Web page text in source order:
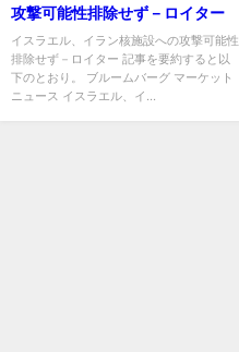
攻撃可能性排除せず－ロイター
イスラエル、イラン核施設への攻撃可能性
排除せず－ロイター 記事を要約すると以
下のとおり。 ブルームバーグ マーケット
ニュース イスラエル、イ...